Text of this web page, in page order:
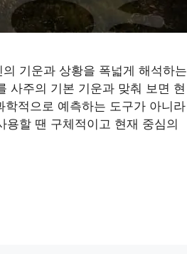
기운과 상황을 폭넓게 해석하는
사주의 기본 기운과 맞춰 보면 현
적으로 예측하는 도구가 아니라
용할 땐 구체적이고 현재 중심의